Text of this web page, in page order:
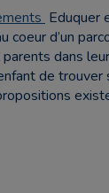
Eduquer
coeur d’un
dans
de trouver